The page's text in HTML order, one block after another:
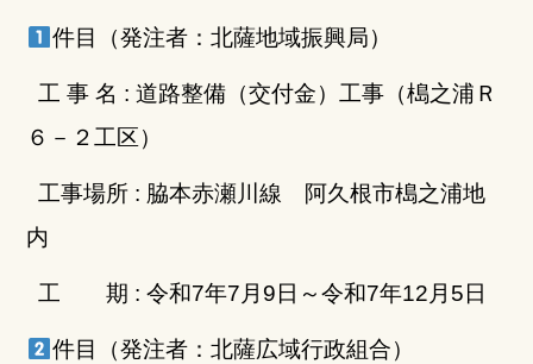
e
b
o
o
k
te
r
件目（発注者：北薩地域振興局）
工 事 名 : 道路整備（交付金）工事（槝之浦Ｒ
６－２工区）
工事場所 : 脇本赤瀬川線 阿久根市槝之浦地
内
工 期 : 令和7年7月9日～令和7年12月5日
件目（発注者：北薩広域行政組合）